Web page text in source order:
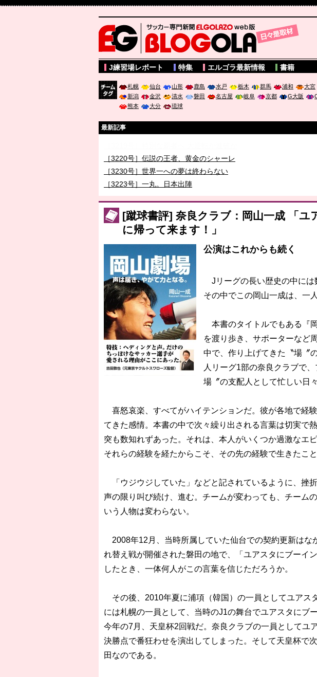
サッカー専門新聞ELGOLAZO web版 BLOGOLA
J練習場レポート 特集 エルゴラ最新情報 書籍
札幌 仙台 山形 鹿島 水戸 栃木 群馬 浦和 大宮
新潟
金沢 清水 磐田 名古屋 岐阜 京都 G大阪
熊本
大分 琉球
最新記事
［3220号］伝説の王者、黄金のシャーレ
［3230号］世界一への夢は終わらない
［3223号］一丸。日本出陣
［3222号］史上最大のW杯開幕 注目は「個」
長谷川 アーリアジャスールさんがシンポジウム「気候変動から
[蹴球書評] 奈良クラブ：岡山一成 「
に帰って来ます！」
公演はこれからも続く
Jリーグの長い歴史の中には
その中でこの岡山一成は、一
本書のタイトルでもある『
を渡り歩き、サポーターなど
中で、作り上げてきた〝場〞
人リーグ1部の奈良クラブで
場〞の支配人として忙しい日
喜怒哀楽、すべてがハイテンションだ。彼が各地で経
てきた感情。本書の中で次々繰り出される言葉は切実で
突も数知れずあった。それは、本人がいくつか過激なエ
それらの経験を経たからこそ、その先の経験で生きたこと
「ウジウジしていた」などと記されているように、挫
声の限り叫び続け、進む。チームが変わっても、チーム
いう人物は変わらない。
2008年12月、当時所属していた仙台での契約更新はな
れ替え戦が開催された磐田の地で、「ユアスタにブーイ
したとき、一体何人がこの言葉を信じただろうか。
その後、2010年夏に浦項（韓国）の一員としてユアス
には札幌の一員として、当時のJ1の舞台でユアスタにブ
今年の7月、天皇杯2回戦だ。奈良クラブの一員としてユ
決勝点で番狂わせを演出してしまった。そして天皇杯で
田なのである。